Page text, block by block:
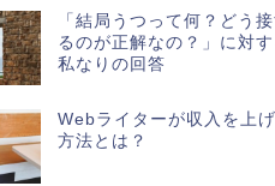
「結局うつって何？どう
るのが正解なの？」に対す
私なりの回答
Webライターが収入を上
方法とは？